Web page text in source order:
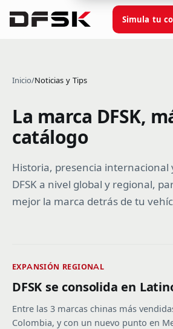
Simula tu
Inicio/Noticias y Tips
La marca DFSK,
catálogo
Historia, presencia internacional
DFSK a nivel global y regional,
mejor la marca detrás de tu
EXPANSIÓN REGIONAL
DFSK se consolida en
Entre las 3 marcas chinas más
Colombia, y con un nuevo punto en